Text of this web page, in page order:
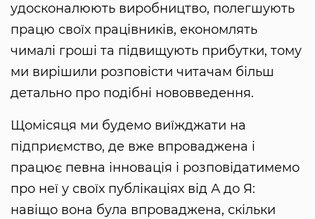
удосконалюють виробництво, полегшують
працю своїх працівників, економлять
чималі гроші та підвищують прибутки, тому
ми вирішили розповісти читачам більш
детально про подібні нововведення.
Щомісяця ми будемо виїжджати на
підприємство, де вже впроваджена і
працює певна інновація і розповідатимемо
про неї у своїх публікаціях від А до Я:
навіщо вона була впроваджена, скільки